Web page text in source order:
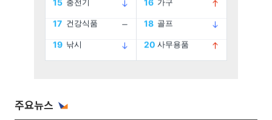
주요뉴스